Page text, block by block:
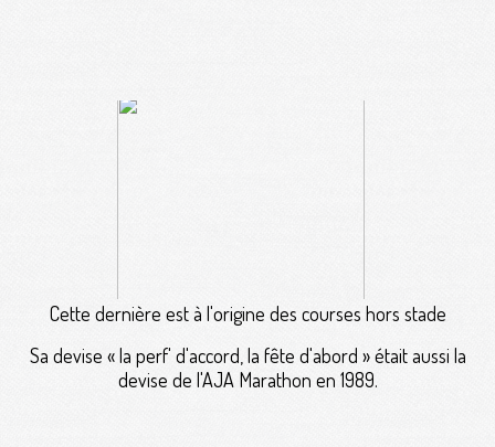
Cette dernière est à l'origine des courses hors stade
Sa devise « la perf' d'accord, la fête d'abord » était aussi la
devise de l'AJA Marathon en 1989.